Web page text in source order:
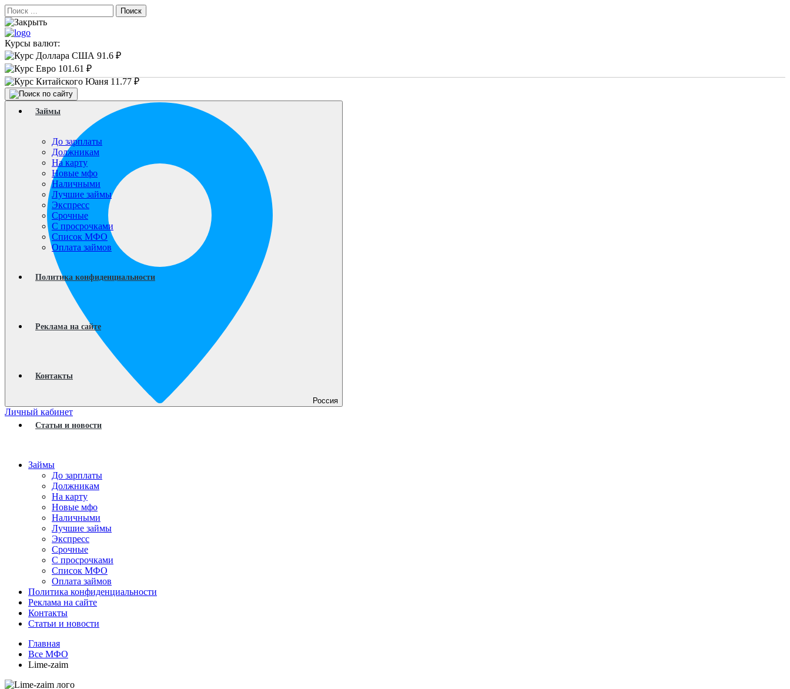
Поиск
Курсы валют:
91.6 ₽
101.61 ₽
11.77 ₽
Россия
Личный кабинет
Займы
До зарплаты
Должникам
На карту
Новые мфо
Наличными
Лучшие займы
Экспресс
Срочные
С просрочками
Список МФО
Оплата займов
Политика конфиденциальности
Реклама на сайте
Контакты
Статьи и новости
Займы
До зарплаты
Должникам
На карту
Новые мфо
Наличными
Лучшие займы
Экспресс
Срочные
С просрочками
Список МФО
Оплата займов
Политика конфиденциальности
Реклама на сайте
Контакты
Статьи и новости
Главная
Все МФО
Lime-zaim